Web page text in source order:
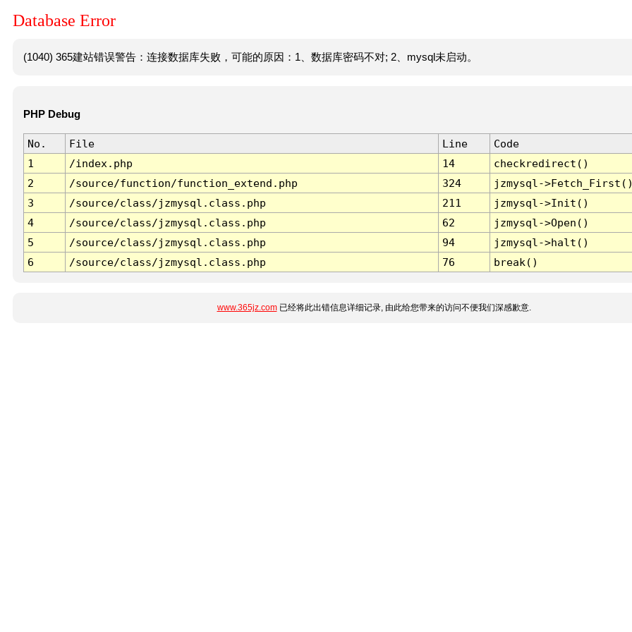
Database Error
(1040) 365建站错误警告：连接数据库失败，可能的原因：1、数据库密码不对; 2、mysql未启动。
PHP Debug
No. File Line
Code
1
/index.php 14
checkredirect()
2
/source/function/function_extend.php 324
jzmysql-
3
/source/class/jzmysql.class.php 211
jzmysql->Init()
4
/source/class/jzmysql.class.php 62
jzmysql->Open()
5
/source/class/jzmysql.class.php 94
jzmysql->halt()
6
/source/class/jzmysql.class.php 76 break()
www.365jz.com已经将此出错信息详细记录, 由此给您带来的访问不便我们深感歉意.